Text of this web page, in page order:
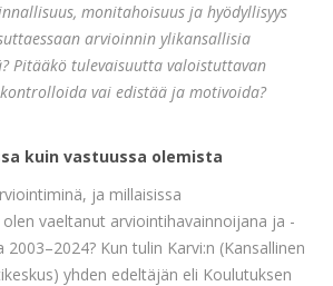
monitahoisuus ja hyödyllisyys
arvioinnin ylikansallisia
Pitääkö tulevaisuutta valoistuttavan
vai edistää ja motivoida?
kuin vastuussa olemista
ja millaisissa
vaeltanut arviointihavainnoijana ja -
Kun tulin Karvi:n (Kansallinen
yhden edeltäjän eli Koulutuksen